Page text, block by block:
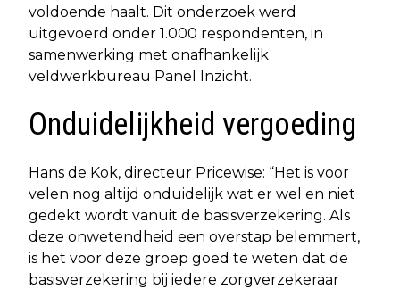
voldoende haalt. Dit onderzoek werd
uitgevoerd onder 1.000 respondenten, in
samenwerking met onafhankelijk
veldwerkbureau Panel Inzicht.
Onduidelijkheid vergoeding
Hans de Kok, directeur Pricewise: “Het is voor
velen nog altijd onduidelijk wat er wel en niet
gedekt wordt vanuit de basisverzekering. Als
deze onwetendheid een overstap belemmert,
is het voor deze groep goed te weten dat de
basisverzekering bij iedere zorgverzekeraar